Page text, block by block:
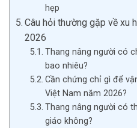
hẹp
Câu hỏi thường gặp về xu
2026
Thang nâng người có
bao nhiêu?
Cần chứng chỉ gì để
Việt Nam năm 2026?
Thang nâng người có
giáo không?